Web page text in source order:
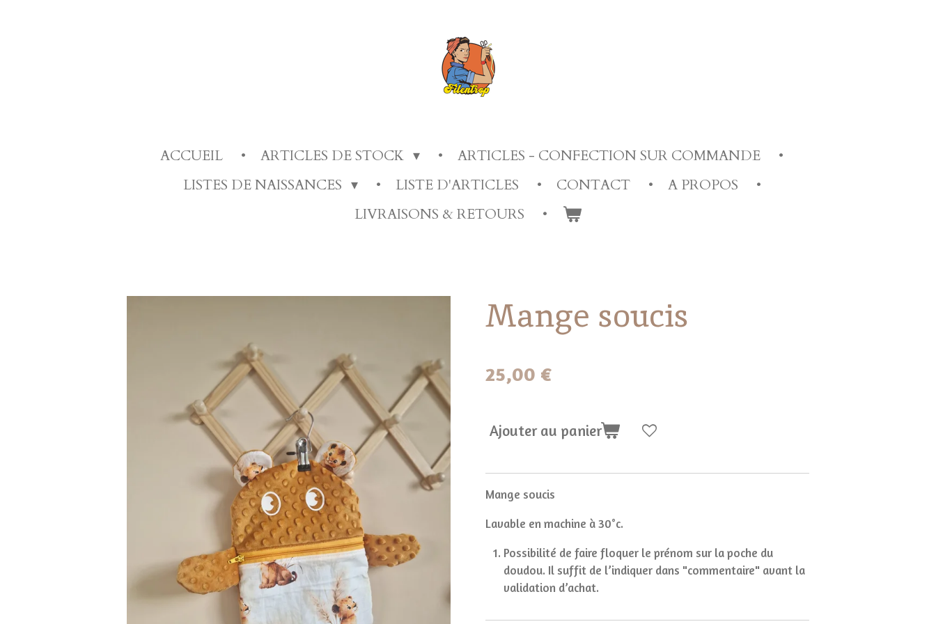
ACCUEIL ARTICLES DE STOCK
ARTICLES - CONFECTION SUR COMMANDE
LISTES DE NAISSANCES
LISTE D'ARTICLES CONTACT
A PROPOS
LIVRAISONS & RETOURS
Mange soucis
25,00 €
Ajouter au panier
Mange soucis
Lavable en machine à 30°c.
Possibilité de faire floquer le prénom sur la poche du
doudou. Il suffit de l’indiquer dans "commentaire" avant la
validation d’achat.